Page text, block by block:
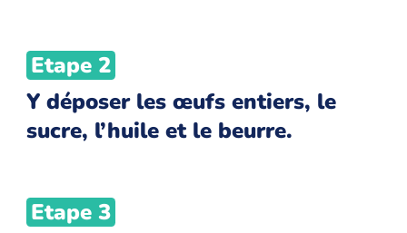
Etape 2
Y déposer les œufs entiers, le
sucre, l’huile et le beurre.
Etape 3